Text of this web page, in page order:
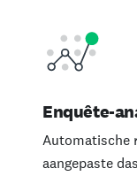
Enquête-
Automatische
aangepaste